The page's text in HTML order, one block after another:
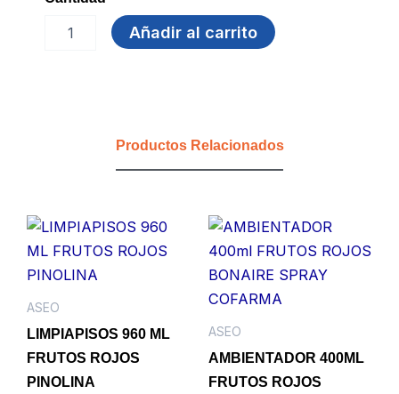
MULTIPROPOSITOAñadir al carrito
Productos Relacionados
ASEO
LIMPIAPISOS 960 ML
FRUTOS ROJOS
PINOLINA
ASEO
AMBIENTADOR 400ML
FRUTOS ROJOS